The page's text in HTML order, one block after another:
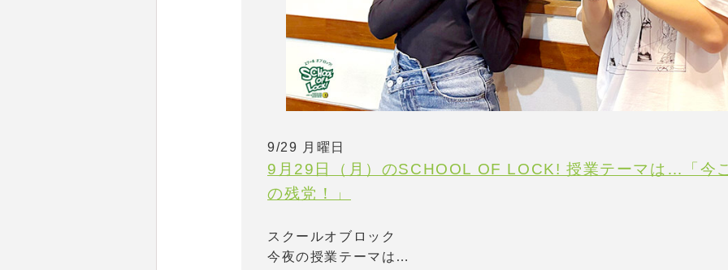
9/29 月曜日
9月29日（月）のSCHOOL OF LOCK! 授業テーマは…「今
の残党！」
スクールオブロック
今夜の授業テーマは…